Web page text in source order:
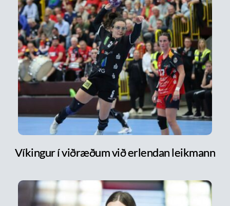
Víkingur í viðræðum við erlendan leikmann